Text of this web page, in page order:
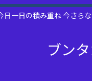
日一日の積み重ね 今さら
ブン